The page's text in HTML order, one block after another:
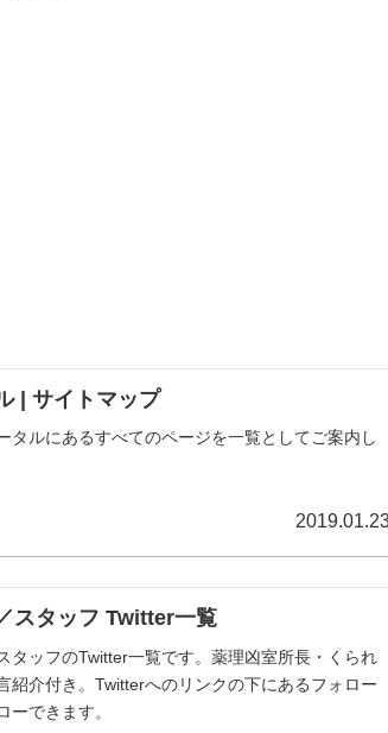
| サイトマップ
タルにあるすべてのページを一覧としてご案内し
スタッフ Twitter一覧
タッフのTwitter一覧です。薬理凶室所長・くられ
紹介付き。Twitterへのリンクの下にあるフォロー
ーできます。